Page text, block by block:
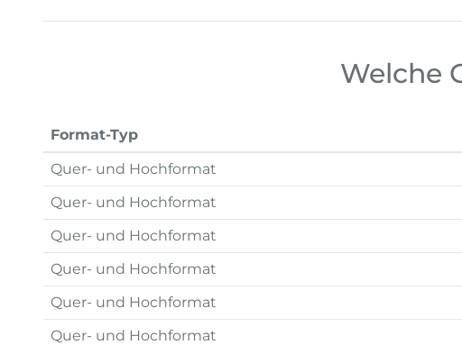
Welche
Format-Typ
Quer- und Hochformat
Quer- und Hochformat
Quer- und Hochformat
Quer- und Hochformat
Quer- und Hochformat
Quer- und Hochformat